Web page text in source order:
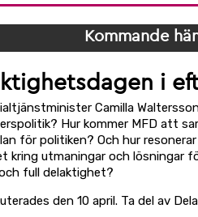
Kommande
i
Camilla
Hur kommer MFD att
för politiken? Och hur
kring utmaningar och lösningar
full delaktighet?
den 10 april. Ta del av